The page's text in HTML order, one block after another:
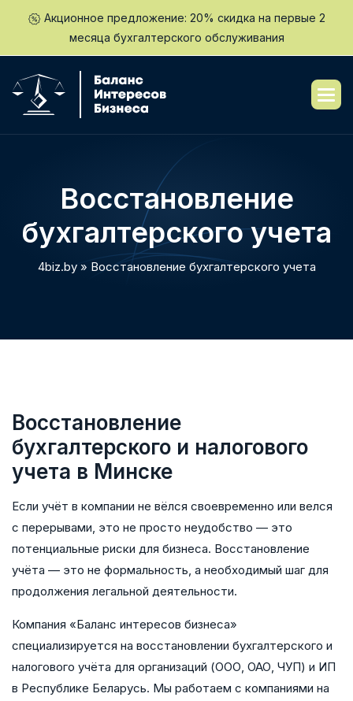
Акционное предложение: 20% скидка на первые 2
месяца бухгалтерского обслуживания
Восстановление
бухгалтерского учета
4biz.by» Восстановление бухгалтерского учета
Восстановление
бухгалтерского и налогового
учета в Минске
Если учёт в компании не вёлся своевременно или велся
с перерывами, это не просто неудобство — это
потенциальные риски для бизнеса. Восстановление
учёта — это не формальность, а необходимый шаг для
продолжения легальной деятельности.
Компания «Баланс интересов бизнеса»
специализируется на восстановлении бухгалтерского и
налогового учёта для организаций (ООО, ОАО, ЧУП) и ИП
в Республике Беларусь. Мы работаем с компаниями на